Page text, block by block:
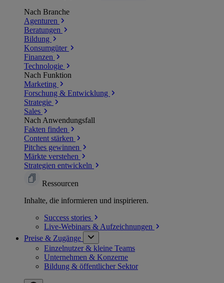
Nach Branche
Agenturen
Beratungen
Bildung
Konsumgüter
Finanzen
Technologie
Nach Funktion
Marketing
Forschung & Entwicklung
Strategie
Sales
Nach Anwendungsfall
Fakten finden
Content stärken
Pitches gewinnen
Märkte verstehen
Strategien entwickeln
Ressourcen
Inhalte, die informieren und inspirieren.
Success stories
Live-Webinars & Aufzeichnungen
Preise & Zugänge
Einzelnutzer & kleine Teams
Unternehmen & Konzerne
Bildung & öffentlicher Sektor